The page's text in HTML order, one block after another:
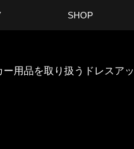
SHOP
用品を取り扱うドレスア